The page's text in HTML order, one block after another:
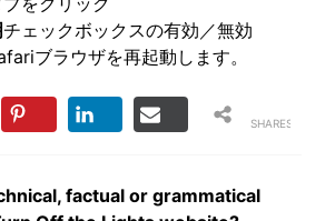
チェックボックスの有効／無効
ブラウザを再起動します。
SHARES
factual or grammatical